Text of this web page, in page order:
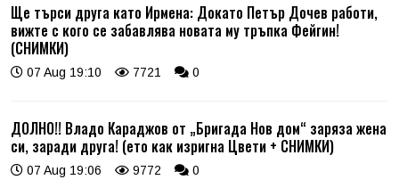
Ще търси друга като Ирмена: Докато Петър Дочев работи,
вижте с кого се забавлява новата му тръпка Фейгин!
(СНИМКИ)
07 Aug 19:10 7721 0
ДОЛНО!! Владо Караджов от „Бригада Нов дом“ заряза жена
си, заради друга! (ето как изригна Цвети + СНИМКИ)
07 Aug 19:06 9772 0